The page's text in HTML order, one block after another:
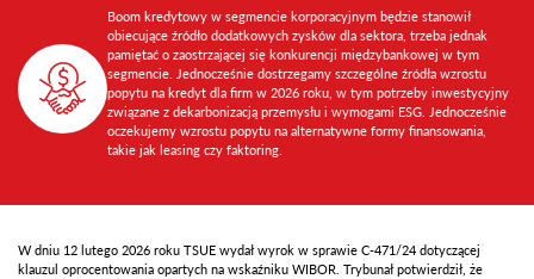
Boom kredytowy w segmencie korporacyjnym będzie stanowił
obiecujące źródło dodatkowych zysków dla sektora, trzeba jednak
pamiętać o zaostrzającej się konkurencji międzybankowej w tym
segmencie. Jednocześnie dostrzegamy szczególne źródła wzrostu
popytu na kredyt dla firm w 2026 roku, w tym potrzeby inwestycyjny
związane z dekarbonizacją przemysłu i wymogami ESG. Jednocześnie
oczekujemy wzrostu popytu na alternatywne formy finansowania,
takie jak leasing czy faktoring.
W dniu 12 lutego 2026 roku TSUE wydał wyrok w sprawie C‑471/24 dotyczącej
klauzul oprocentowania opartych na wskaźniku WIBOR. Trybunał potwierdził, że